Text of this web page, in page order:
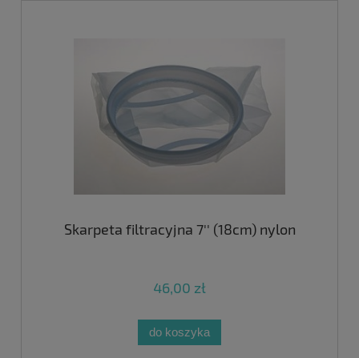
Skarpeta filtracyjna 7'' (18cm) nylon
46,00 zł
do koszyka